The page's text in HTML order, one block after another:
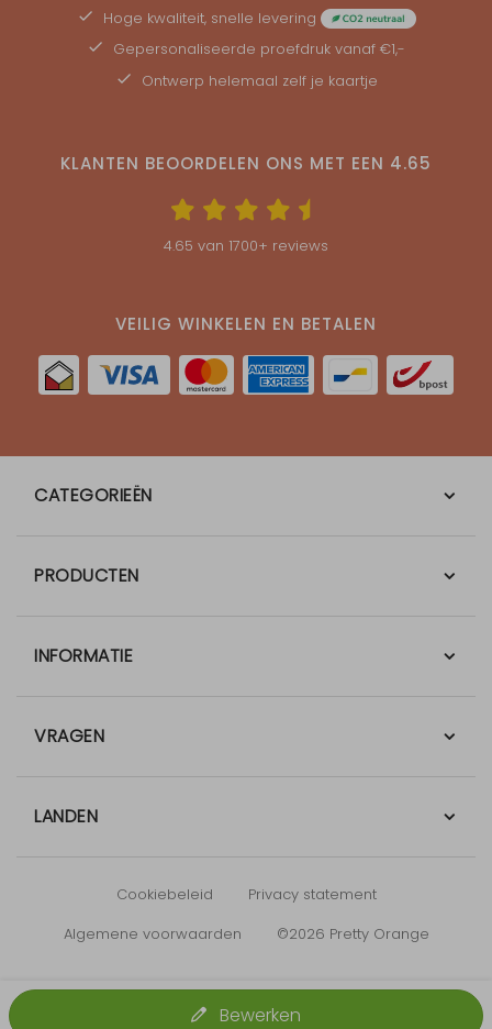
Bewerken
Hoge kwaliteit, snelle levering
Gepersonaliseerde proefdruk vanaf €1,-
Ontwerp helemaal zelf je kaartje
KLANTEN BEOORDELEN ONS MET EEN 4.65
4.65 van 1700+ reviews
VEILIG WINKELEN EN BETALEN
CATEGORIEËN
PRODUCTEN
INFORMATIE
VRAGEN
LANDEN
Cookiebeleid
Privacy statement
Algemene voorwaarden
©2026 Pretty Orange